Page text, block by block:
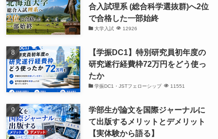
合入試理系 (総合科学選抜群)へ2位
で合格した一部始終
大学入試 12926
【学振DC1】特別研究員初年度の
研究遂行経費枠72万円をどう使っ
たか
学振DC1・JSTフェローシップ 11551
学部生が論文を国際ジャーナルに
て出版するメリットとデメリット
【実体験から語る】